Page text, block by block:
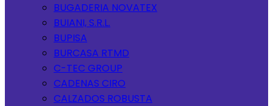
BUGADERIA NOVATEX
BUIANI, S.R.L.
BUPISA
BURCASA RTMD
C-TEC GROUP
CADENAS CIRO
CALZADOS ROBUSTA